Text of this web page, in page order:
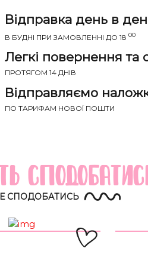
Відправка день в
В БУДНІ ПРИ ЗАМОВЛЕННІ ДО 18 00
Легкі повернення та
ПРОТЯГОМ 14 ДНІВ
Відправляємо
ПО ТАРИФАМ НОВОЇ ПОШТИ
СПОДОБАТИСЬ
Груди
(см)
Талія
(см)